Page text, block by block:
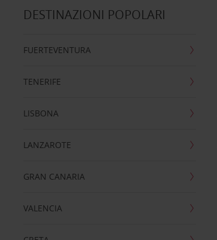
DESTINAZIONI POPOLARI
FUERTEVENTURA
TENERIFE
LISBONA
LANZAROTE
GRAN CANARIA
VALENCIA